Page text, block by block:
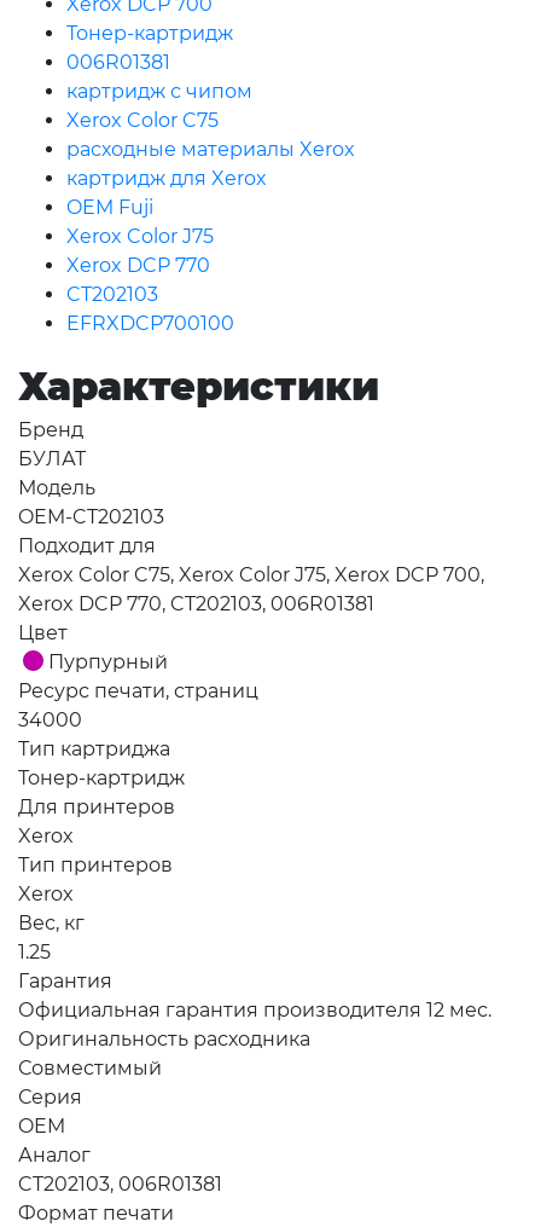
Тонер-картридж
006R01381
картридж с чипом
Xerox Color C75
расходные материалы Xerox
картридж для Xerox
OEM Fuji
Xerox Color J75
Xerox DCP 770
CT202103
EFRXDCP700100
Характеристики
Бренд
БУЛАТ
Модель
OEM-CT202103
Подходит для
Xerox Color C75, Xerox Color J75, Xerox DCP 700,
Xerox DCP 770, CT202103, 006R01381
Цвет
Пурпурный
Ресурс печати, страниц
34000
Тип картриджа
Тонер-картридж
Для принтеров
Xerox
Тип принтеров
Xerox
Вес, кг
1.25
Гарантия
Официальная гарантия производителя 12 мес.
Оригинальность расходника
Совместимый
Серия
OEM
Аналог
CT202103, 006R01381
Формат печати